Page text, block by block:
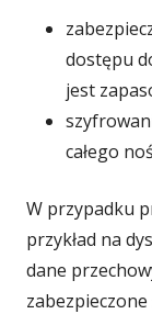
dostępu
jest
całego
W przypadku
przykład na
dane